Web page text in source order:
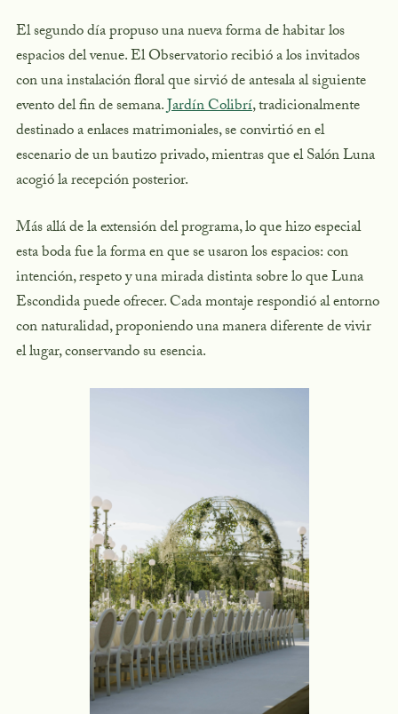
El segundo día propuso una nueva forma de habitar los
espacios del venue. El Observatorio recibió a los invitados
con una instalación floral que sirvió de antesala al siguiente
evento del fin de semana.Jardín Colibrí, tradicionalmente
destinado a enlaces matrimoniales, se convirtió en el
escenario de un bautizo privado, mientras que el Salón Luna
acogió la recepción posterior.
Más allá de la extensión del programa, lo que hizo especial
esta boda fue la forma en que se usaron los espacios: con
intención, respeto y una mirada distinta sobre lo que Luna
Escondida puede ofrecer. Cada montaje respondió al entorno
con naturalidad, proponiendo una manera diferente de vivir
el lugar, conservando su esencia.